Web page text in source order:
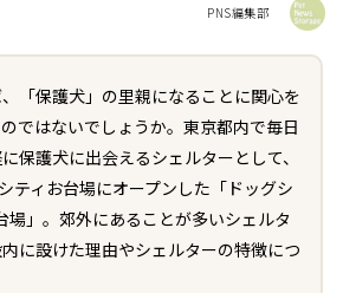
PNS編集部
「保護犬」の里親になることに関心を
ではないでしょうか。東京都内で毎日
保護犬に出会えるシェルターとして、
ティお台場にオープンした「ドッグシ
」。郊外にあることが多いシェルタ
に設けた理由やシェルターの特徴につ